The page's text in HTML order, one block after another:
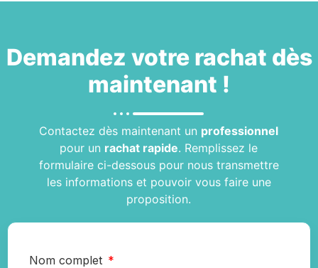
Demandez votre rachat dès
maintenant !
Contactez dès maintenant un professionnel
pour un rachat rapide. Remplissez le
formulaire ci-dessous pour nous transmettre
les informations et pouvoir vous faire une
proposition.
Nom complet